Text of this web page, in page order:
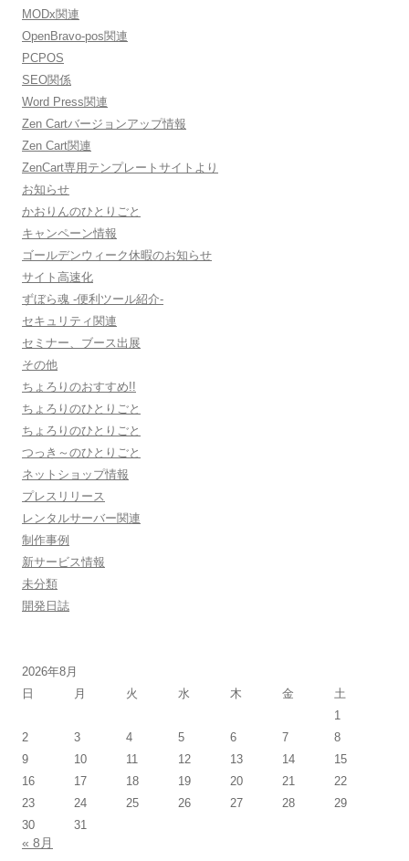
MODx関連
OpenBravo-pos関連
PCPOS
SEO関係
Word Press関連
Zen Cartバージョンアップ情報
Zen Cart関連
ZenCart専用テンプレートサイトより
お知らせ
かおりんのひとりごと
キャンペーン情報
ゴールデンウィーク休暇のお知らせ
サイト高速化
ずぼら魂 -便利ツール紹介-
セキュリティ関連
セミナー、ブース出展
その他
ちょろりのおすすめ!!
ちょろりのひとりごと
ちょろりのひとりごと
つっき～のひとりごと
ネットショップ情報
プレスリリース
レンタルサーバー関連
制作事例
新サービス情報
未分類
開発日誌
2026年8月
日
月 火 水 木 金
土
1
2
3 4 5 6 7
8
9
10 11 12 13 14
15
16
17 18 19 20 21
22
23
24 25 26 27 28
29
30
31
« 8月